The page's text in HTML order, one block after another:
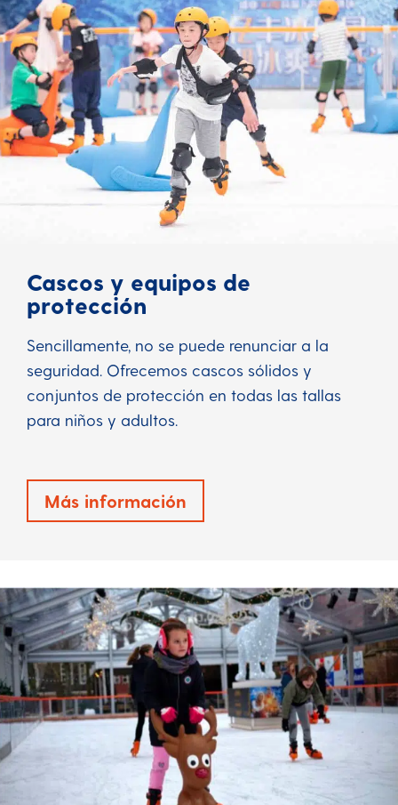
Cascos y equipos de
protección
Sencillamente, no se puede renunciar a la
seguridad. Ofrecemos cascos sólidos y
conjuntos de protección en todas las tallas
para niños y adultos.
Más información